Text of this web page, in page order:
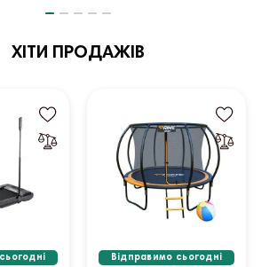
ХІТИ ПРОДАЖІВ
Відправимо сьогодні